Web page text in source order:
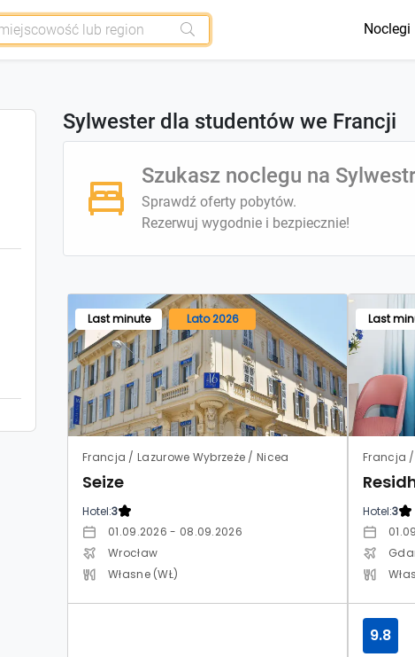
Noclegi
Sylwester dla studentów we Francji
Szukasz noclegu na
Sprawdź oferty pobytów.
Rezerwuj wygodnie i bezpiecznie!
Last minute Lato 2026
Francja / Lazurowe Wybrzeże / Nicea
Seize
Hotel:3
01.09.2026 - 08.09.2026
Wrocław
Własne (WŁ)
Last
Francja /
Hotel:3
9.8